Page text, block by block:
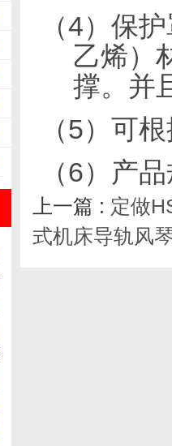
（4）保
乙烯）
撑。并
（5）可
（6）产
上一篇 : 定做
式机床导轨风